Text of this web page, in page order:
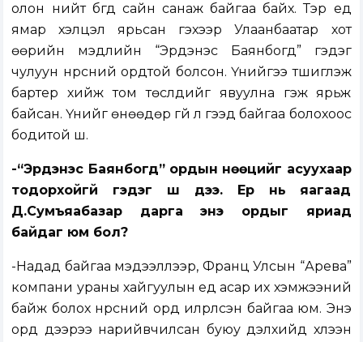
олон нийт бүгд сайн санаж байгаа байх. Тэр үед
ямар хэлцэл ярьсан гэхээр Улаанбаатар хот
өөрийн мэдлийн “Эрдэнэс Баянбогд” гэдэг
чулуун нүүрсний ордтой болсон. Үүнийгээ түшиглэж
бартер хийж том төслүүдийг явуулна гэж ярьж
байсан. Үүнийг өнөөдөр үгүй л гээд байгаа болохоос
бодитой шүү.
-“Эрдэнэс Баянбогд” ордын нөөцийг асуухаар
тодорхойгүй гэдэг шүү дээ. Ер нь яагаад
Д.Сумъяабазар дарга энэ ордыг яриад
байдаг юм бол?
-Надад байгаа мэдээллээр, Франц Улсын “Арева”
компани ураны хайгуулын үед асар их хэмжээний
байж болох нүүрсний орд илрүүлсэн байгаа юм. Энэ
орд дээрээ нарийвчилсан буюу дэлхийд хүлээн